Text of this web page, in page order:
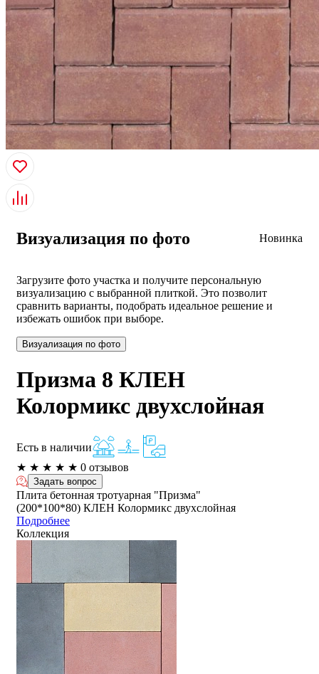
Визуализация по фото Новинка
Загрузите фото участка и получите персональную
визуализацию с выбранной плиткой. Это позволит
сравнить варианты, подобрать идеальное решение и
избежать ошибок при выборе.
Визуализация по фото
Призма 8 КЛЕН
Колормикс двухслойная
Есть в наличии
★ ★ ★ ★ ★ 0 отзывов
Задать вопрос
Плита бетонная тротуарная "Призма"
(200*100*80) КЛЕН Колормикс двухслойная
Подробнее
Коллекция